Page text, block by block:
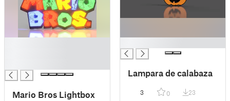
Mario Bros Lightbox
Lampara de calabaza
3 0 23